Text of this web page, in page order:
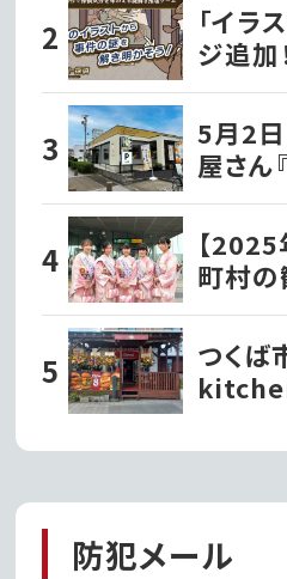
「イラ
ジ追加
720問
5月2
屋さん
笠原店
原に
【
町村の
紹介！
つくば
防犯メール